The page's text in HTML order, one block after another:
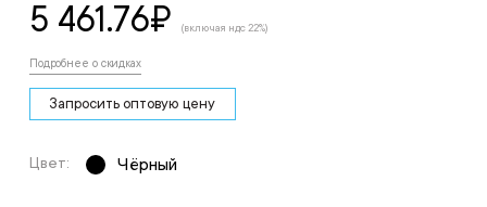
5 461.76₽ (включая ндс 22%)
Подробнее о скидках
Запросить оптовую цену
Цвет: Чёрный